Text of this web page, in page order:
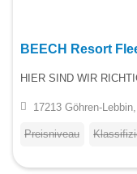
BEECH Resort
HIER SIND WIR
17213 Göhren-
Preisniveau